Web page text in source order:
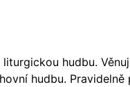
hudbu.
hudbu.